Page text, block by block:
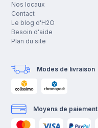
Nos locaux
Contact
Le blog d'H2O
Besoin d'aide
Plan du site
Modes de livraison
Moyens de paiement